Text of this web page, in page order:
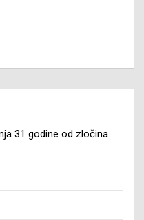
31 godine od zločina